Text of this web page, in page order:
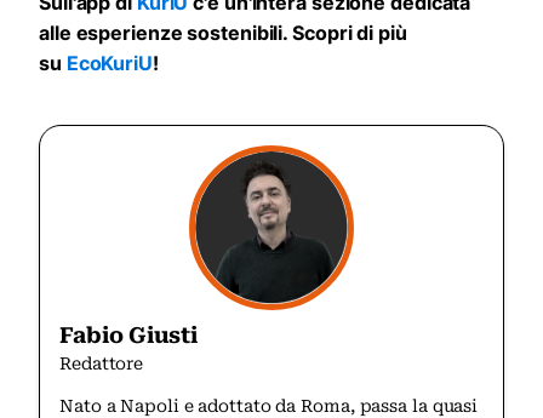
alle esperienze sostenibili. Scopri di più
su EcoKuriU!
Fabio Giusti
Redattore
Nato a Napoli e adottato da Roma, passa la quasi